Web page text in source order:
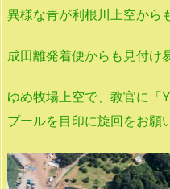
異様な青が利根川上空から
成田離発着便からも見付け
ゆめ牧場上空で、教官に「
プールを目印に旋回をお願